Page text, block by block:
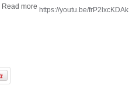
https://youtu.be/frP2lxcKDAk
Read more